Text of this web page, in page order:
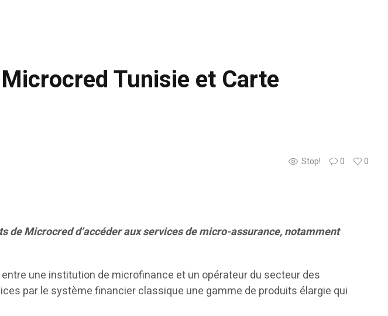
Tunisie et Carte
Stop! 0 0
Microcred d’accéder aux services de micro-assurance, notamment
une institution de microfinance et un opérateur du secteur des
par le système financier classique une gamme de produits élargie qui